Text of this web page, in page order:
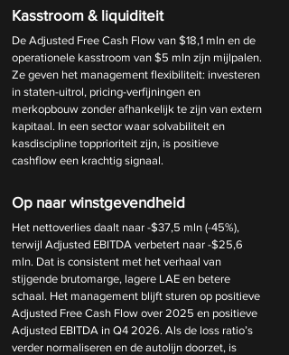
Kasstroom & liquiditeit
De Adjusted Free Cash Flow van $18,1 mln en de
operationele kasstroom van $5 mln zijn mijlpalen.
Ze geven het management flexibiliteit: investeren
in staten-uitrol, pricing-verfijningen en
merkopbouw zonder afhankelijk te zijn van extern
kapitaal. In een sector waar solvabiliteit en
kasdiscipline topprioriteit zijn, is positieve
cashflow een krachtig signaal.
Op naar winstgevendheid
Het nettoverlies daalt naar -$37,5 mln (-45%),
terwijl Adjusted EBITDA verbetert naar -$25,6
mln. Dat is consistent met het verhaal van
stijgende brutomarge, lagere LAE en betere
schaal. Het management blijft sturen op positieve
Adjusted Free Cash Flow over 2025 en positieve
Adjusted EBITDA in Q4 2026. Als de loss ratio’s
verder normaliseren en de autolijn doorzet, is